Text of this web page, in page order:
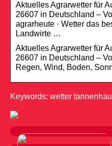
Aktuelles Agrarwetter für
26607 in Deutschland –
agrarheute · Wetter das
Landwirte …
Aktuelles Agrarwetter für
26607 in Deutschland –
Regen, Wind, Boden,
Keywords: wetter